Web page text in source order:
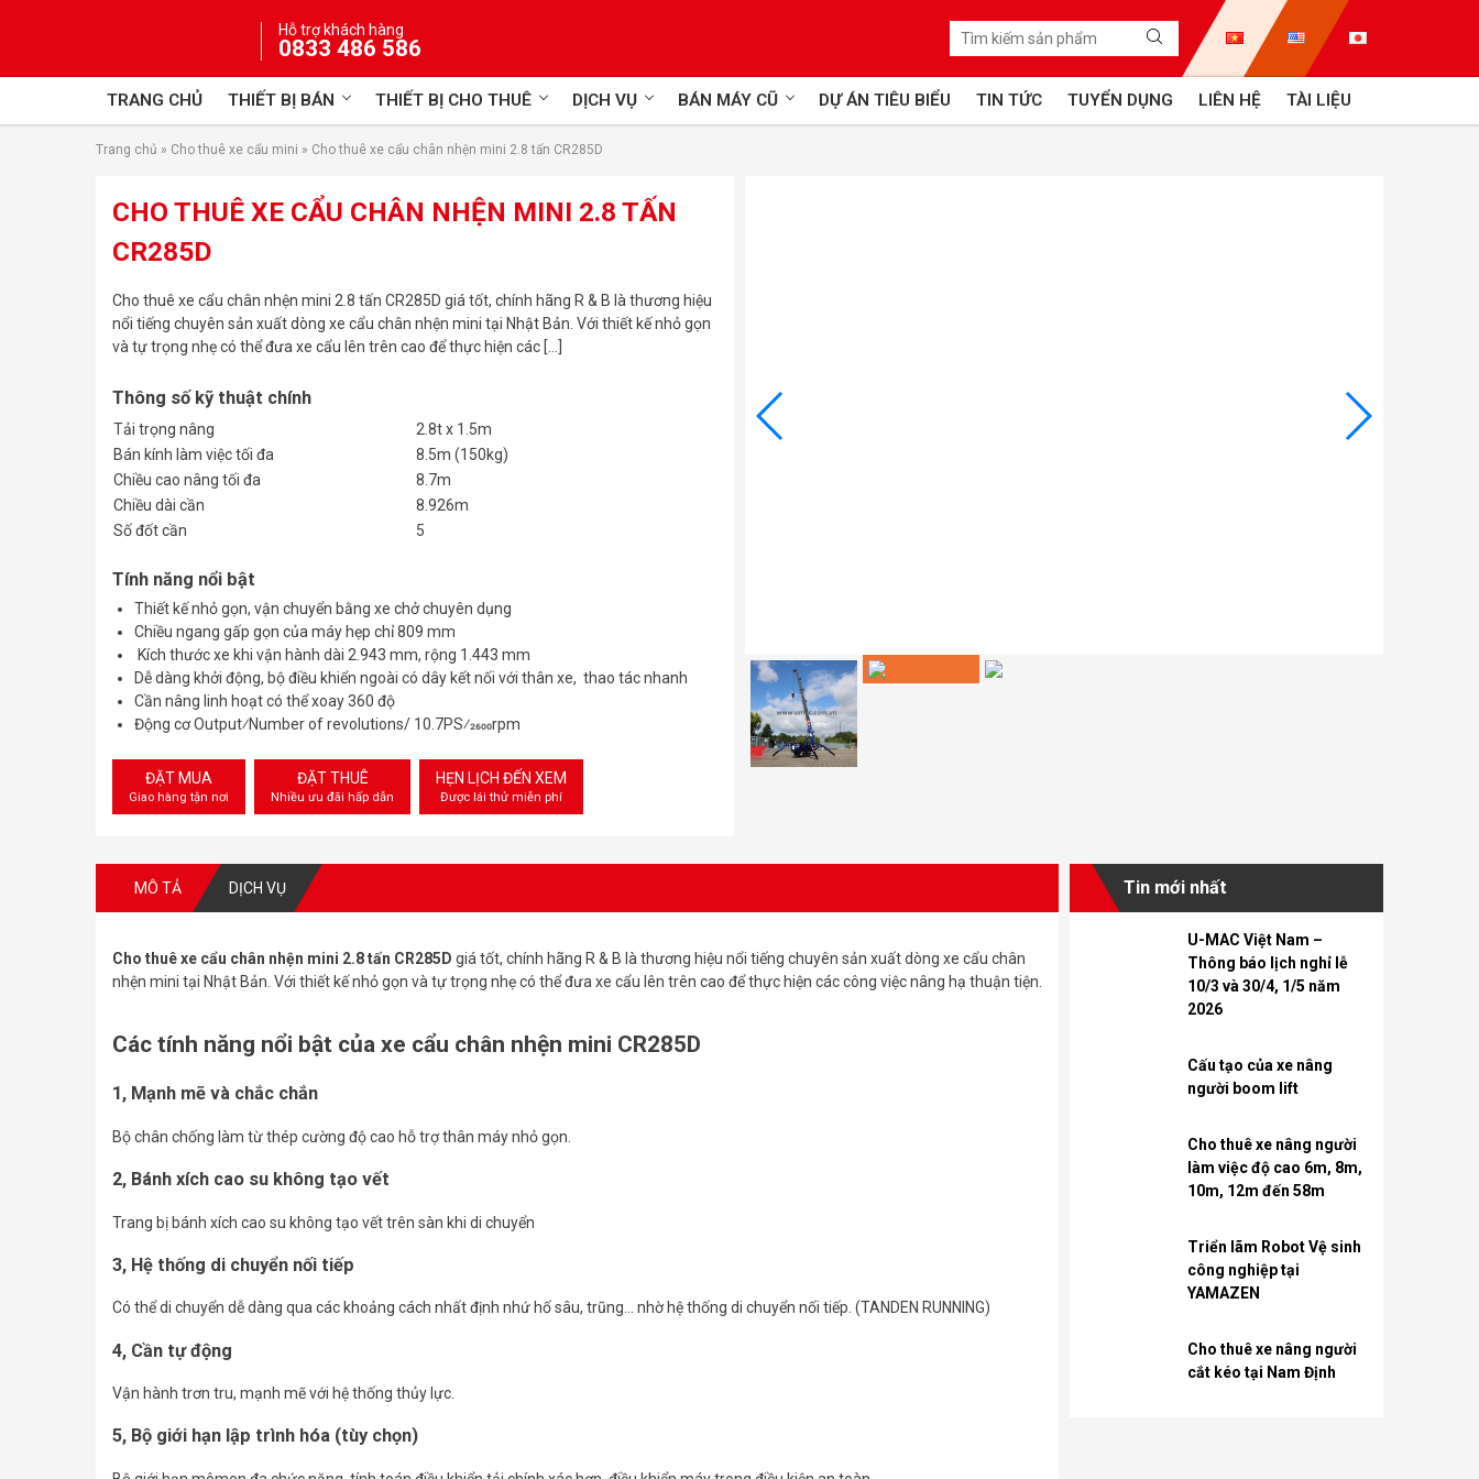
Hỗ trợ khách hàng
0833 486 586
TRANG CHỦ THIẾT BỊ BÁN THIẾT BỊ CHO THUÊ DỊCH VỤ BÁN MÁY CŨ DỰ ÁN TIÊU BIỂU TIN TỨC TUYỂN DỤNG LIÊN HỆ TÀI LIỆU
Trang chủ » Cho thuê xe cẩu mini » Cho thuê xe cẩu chân nhện mini 2.8 tấn CR285D
CHO THUÊ XE CẨU CHÂN NHỆN MINI 2.8 TẤN
CR285D
Cho thuê xe cẩu chân nhện mini 2.8 tấn CR285D giá tốt, chính hãng R & B là thương hiệu
nổi tiếng chuyên sản xuất dòng xe cẩu chân nhện mini tại Nhật Bản. Với thiết kế nhỏ gọn
và tự trọng nhẹ có thể đưa xe cẩu lên trên cao để thực hiện các […]
Thông số kỹ thuật chính
Tải trọng nâng
2.8t x 1.5m
Bán kính làm việc tối đa
8.5m (150kg)
Chiều cao nâng tối đa
8.7m
Chiều dài cần
8.926m
Số đốt cần
5
Tính năng nổi bật
Thiết kế nhỏ gọn, vận chuyển bằng xe chở chuyên dụng
Chiều ngang gấp gọn của máy hẹp chỉ 809 mm
Kích thước xe khi vận hành dài 2.943 mm, rộng 1.443 mm
Dễ dàng khởi động, bộ điều khiển ngoài có dây kết nối với thân xe, thao tác nhanh
Cần nâng linh hoạt có thể xoay 360 độ
Động cơ Output⁄Number of revolutions/ 10.7PS⁄2600rpm
ĐẶT MUA
Giao hàng tận nơi
ĐẶT THUÊ
Nhiều ưu đãi hấp dẫn
HẸN LỊCH ĐẾN XEM
Được lái thử miễn phí
MÔ TẢ DỊCH VỤ
Cho thuê xe cẩu chân nhện mini 2.8 tấn CR285D giá tốt, chính hãng R & B là thương hiệu nổi tiếng chuyên sản xuất dòng xe cẩu chân
nhện mini tại Nhật Bản. Với thiết kế nhỏ gọn và tự trọng nhẹ có thể đưa xe cẩu lên trên cao để thực hiện các công việc nâng hạ thuận tiện.
Các tính năng nổi bật của xe cẩu chân nhện mini CR285D
1, Mạnh mẽ và chắc chắn
Bộ chân chống làm từ thép cường độ cao hỗ trợ thân máy nhỏ gọn.
2, Bánh xích cao su không tạo vết
Trang bị bánh xích cao su không tạo vết trên sàn khi di chuyển
3, Hệ thống di chuyển nối tiếp
Có thể di chuyển dễ dàng qua các khoảng cách nhất định nhứ hố sâu, trũng… nhờ hệ thống di chuyển nối tiếp. (TANDEN RUNNING)
4, Cần tự động
Vận hành trơn tru, mạnh mẽ với hệ thống thủy lực.
5, Bộ giới hạn lập trình hóa (tùy chọn)
Tin mới nhất
U-MAC Việt Nam –
Thông báo lịch nghỉ lễ
10/3 và 30/4, 1/5 năm
2026
Cấu tạo của xe nâng
người boom lift
Cho thuê xe nâng người
làm việc độ cao 6m, 8m,
10m, 12m đến 58m
Triển lãm Robot Vệ sinh
công nghiệp tại
YAMAZEN
Cho thuê xe nâng người
cắt kéo tại Nam Định